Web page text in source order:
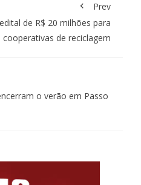
Prev
de R$ 20 milhões para
cooperativas de reciclagem
o verão em Passo